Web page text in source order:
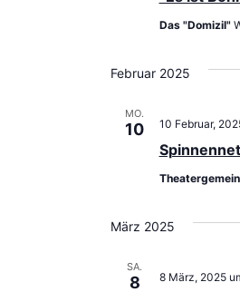
Das "Domizil"
Februar 2025
MO.
10 10 Februar,
März 2025
SA.
8 8 März, 2025